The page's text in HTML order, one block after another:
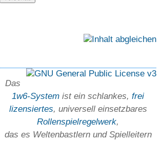
Das
1w6-System ist ein schlankes,frei
lizensiertes, universell einsetz­bares
Rollen­spielregel­werk,
das es Welten­bastlern und Spiel­leitern